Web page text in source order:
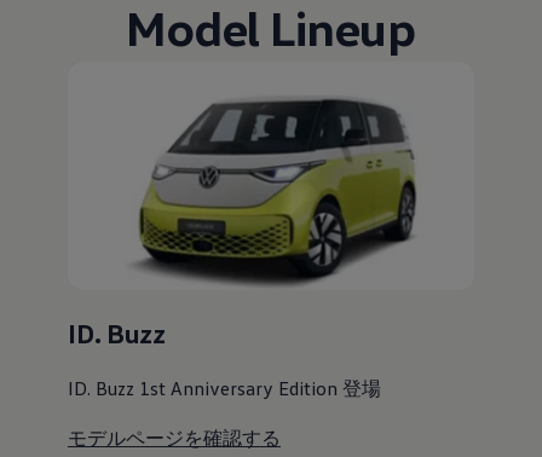
Model Lineup
ID. Buzz
ID. Buzz 1st Anniversary Edition 登場
モデルページを確認する